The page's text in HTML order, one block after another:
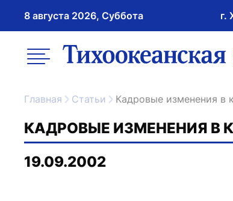
8 августа 2026, Суббота г.
меню ссылка на
Главная Статьи Кадровые изменения в
КАДРОВЫЕ ИЗМЕНЕНИЯ В
19.09.2002